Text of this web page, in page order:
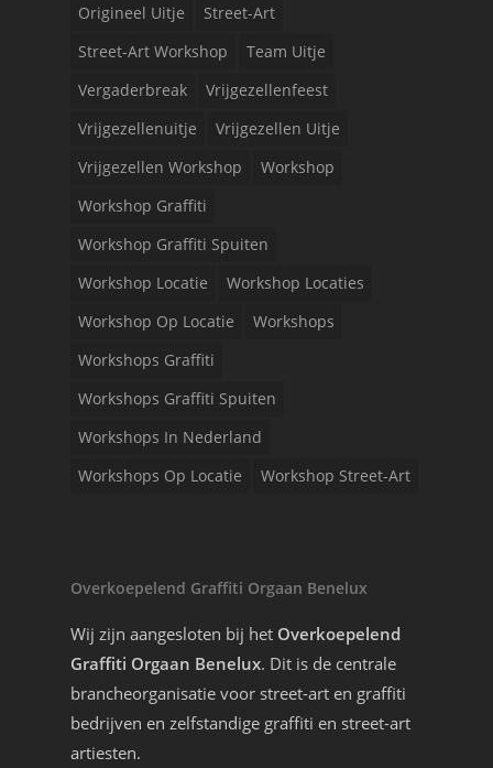
Origineel Uitje
Street-Art
Street-Art Workshop
Team Uitje
Vergaderbreak
Vrijgezellenfeest
Vrijgezellenuitje
Vrijgezellen Uitje
Vrijgezellen Workshop
Workshop
Workshop Graffiti
Workshop Graffiti Spuiten
Workshop Locatie
Workshop Locaties
Workshop Op Locatie
Workshops
Workshops Graffiti
Workshops Graffiti Spuiten
Workshops In Nederland
Workshops Op Locatie
Workshop Street-Art
Overkoepelend Graffiti Orgaan Benelux
Wij zijn aangesloten bij het Overkoepelend
Graffiti Orgaan Benelux. Dit is de centrale
brancheorganisatie voor street-art en graffiti
bedrijven en zelfstandige graffiti en street-art
artiesten.